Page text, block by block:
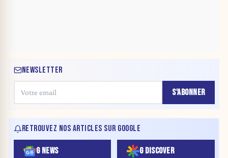
NEWSLETTER
S'ABONNER
RETROUVEZ NOS ARTICLES SUR GOOGLE
G NEWS G DISCOVER